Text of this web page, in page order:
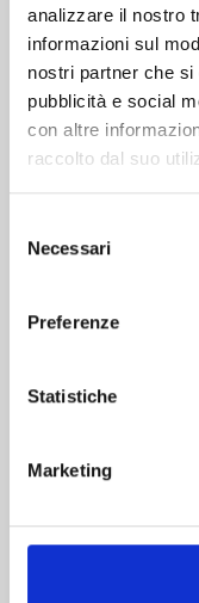
analizzare il nostro
informazioni sul
nostri partner che
pubblicità e social
con altre
raccolto dal suo
delNecessari
Preferenze
Statistiche
Marketing